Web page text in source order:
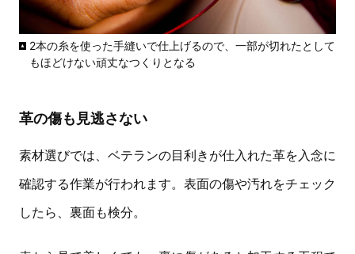
2本の糸を使った手縫いで仕上げるので、一部が切れたとして
もほどけない頑丈なつくりとなる
革の傷も見逃さない
素材選びでは、ベテランの目利きが仕入れた革を入念に
確認する作業が行われます。表面の傷や汚れをチェック
したら、裏面も検分。